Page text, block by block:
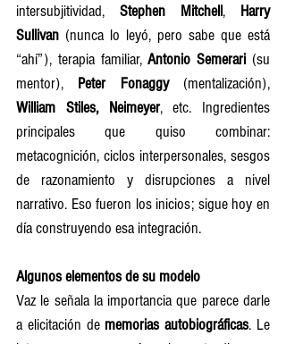
intersubjitividad, Stephen Mitchell, Harry
Sullivan (nunca lo leyó, pero sabe que está
“ahí”), terapia familiar, Antonio Semerari (su
mentor), Peter Fonaggy
William Stiles, Neimeyer, etc. Ingredientes
principales que quiso combinar:
metacognición, ciclos interpersonales, sesgos
de razonamiento y disrupciones a nivel
narrativo. Eso fueron los inicios; sigue hoy en
día construyendo esa integración.
Algunos elementos de su modelo
Vaz le señala la importancia que parece darle
a elicitación de memorias autobiográficas. Le